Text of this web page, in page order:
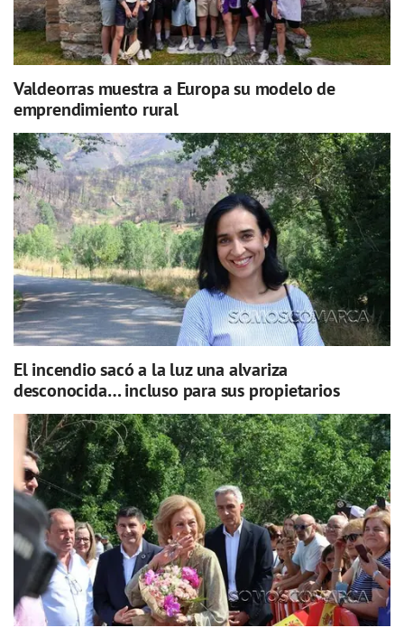
Valdeorras muestra a Europa su modelo de
emprendimiento rural
El incendio sacó a la luz una alvariza
desconocida… incluso para sus propietarios